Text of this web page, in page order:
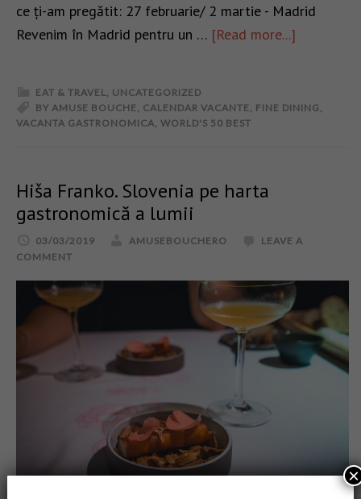
ce ți-am pregătit: 27 februarie/ 2 martie - Madrid
Revenim în Madrid pentru un … [Read more...]
EAT & TRAVEL
UNCATEGORIZED
BY AMUSE BOUCHE
CALENDAR VACANTE FINE DINING
VACANTA GASTRONOMICA WORLD'S 50 BEST
Hiša Franko. Slovenia pe harta
gastronomică a lumii
03/03/2019 AMUSEBOUCHERO
LEAVE A
COMMENT
×